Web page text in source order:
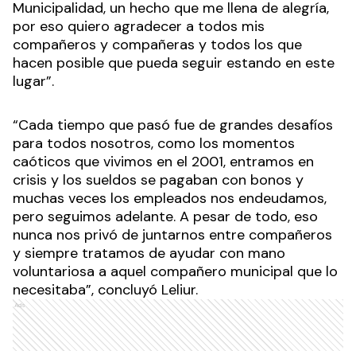
Municipalidad, un hecho que me llena de alegría,
por eso quiero agradecer a todos mis
compañeros y compañeras y todos los que
hacen posible que pueda seguir estando en este
lugar”.
“Cada tiempo que pasó fue de grandes desafíos
para todos nosotros, como los momentos
caóticos que vivimos en el 2001, entramos en
crisis y los sueldos se pagaban con bonos y
muchas veces los empleados nos endeudamos,
pero seguimos adelante. A pesar de todo, eso
nunca nos privó de juntarnos entre compañeros
y siempre tratamos de ayudar con mano
voluntariosa a aquel compañero municipal que lo
necesitaba”, concluyó Leliur.
Ads